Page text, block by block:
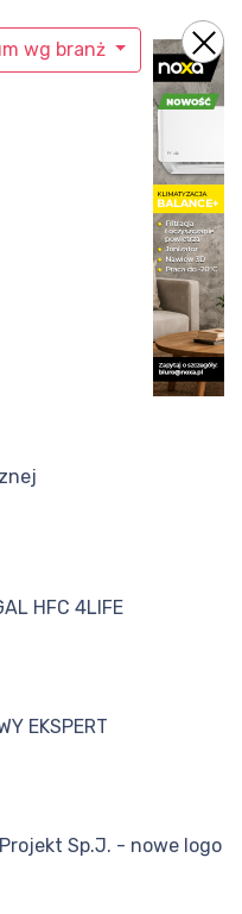
wg branż
HFC 4LIFE
EKSPERT
Sp.J. - nowe logo